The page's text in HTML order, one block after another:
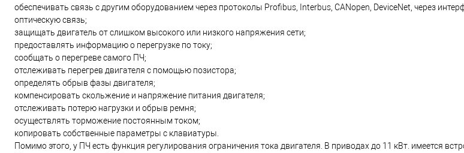
обеспечивать связь с другим оборудованием через протоколы Profibus, Interbus, CANopen, DeviceNet, через
оптическую связь;
защищать двигатель от слишком высокого или низкого напряжения сети;
предоставлять информацию о перегрузке по току;
сообщать о перегреве самого ПЧ;
отслеживать перегрев двигателя с помощью позистора;
определять обрыв фазы двигателя;
компенсировать скольжение и напряжение питания двигателя;
отслеживать потерю нагрузки и обрыв ремня;
осуществлять торможение постоянным током;
копировать собственные параметры с клавиатуры.
Помимо этого, у ПЧ есть функция регулирования ограничения тока двигателя. В приводах до 11 кВт. имеется